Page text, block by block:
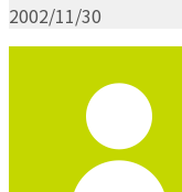
2002/11/30